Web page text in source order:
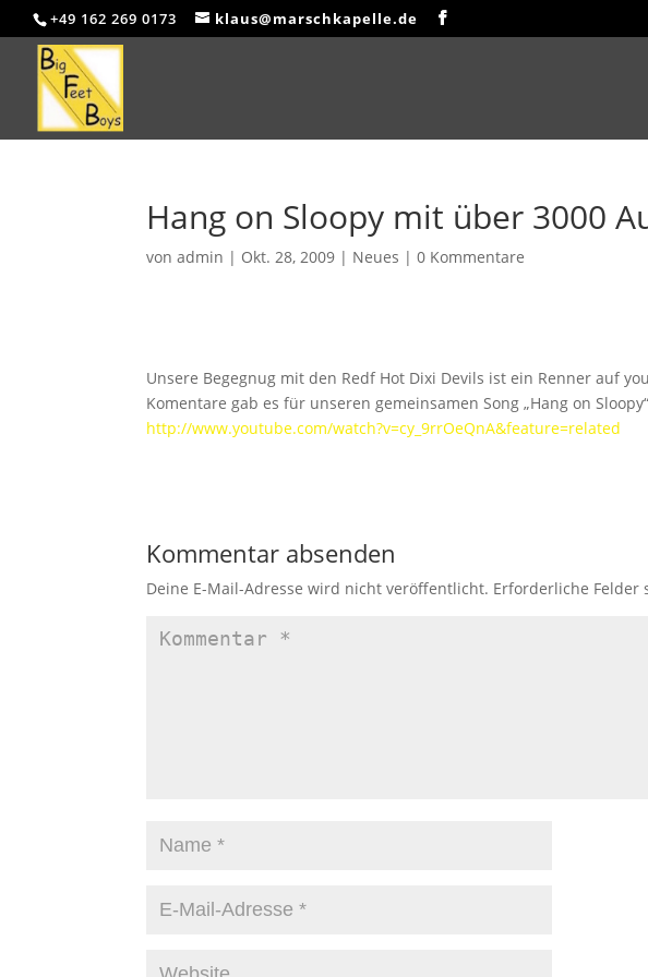
+49 162 269 0173 klaus@marschkapelle.de
Hang on Sloopy mit über 3000
vonadmin | Okt. 28, 2009 | Neues |0 Kommentare
Unsere Begegnug mit den Redf Hot Dixi Devils ist ein Renner auf
Komentare gab es für unseren gemeinsamen Song „Hang on
http://www.youtube.com/watch?v=cy_9rrOeQnA&feature=related
Kommentar absenden
Deine E-Mail-Adresse wird nicht veröffentlicht. Erforderliche